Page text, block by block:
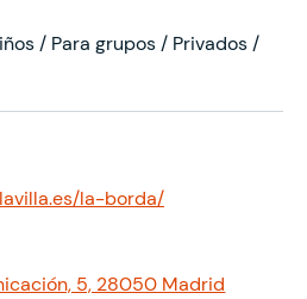
/ Para grupos / Privados /
la-borda/
5, 28050 Madrid